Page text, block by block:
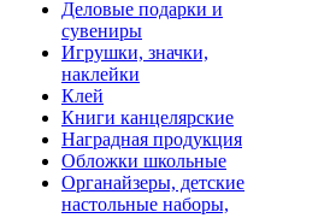
Деловые подарки и
сувениры
Игрушки, значки,
наклейки
Клей
Книги канцелярские
Наградная продукция
Обложки школьные
Органайзеры, детские
настольные наборы,